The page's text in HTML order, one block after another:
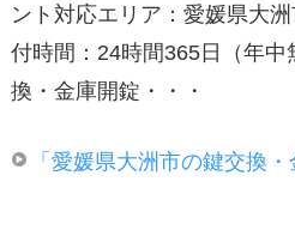
ント対応エリア：愛媛県大
付時間：24時間365日（年
換・金庫開錠・・・
「愛媛県大洲市の鍵交換